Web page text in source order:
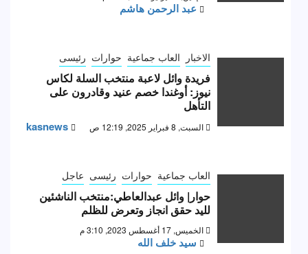
عبد الرحمن هاشم
الاخبار العاب جماعية حوارات رئيسى
فريدة وائل لاعبة منتخب السلة لكاس
نيوز: أوغندا خصم عنيد وقادرون على
التأهل
السبت, 8 فبراير 2025, 12:19 ص kasnews
العاب جماعية حوارات رئيسى عاجل
حوار| وائل عبدالعاطي:منتخب الناشئين
لليد حقق انجاز وتعرض للظلم
الخميس, 17 أغسطس 2023, 3:10 م
سيد خلف الله